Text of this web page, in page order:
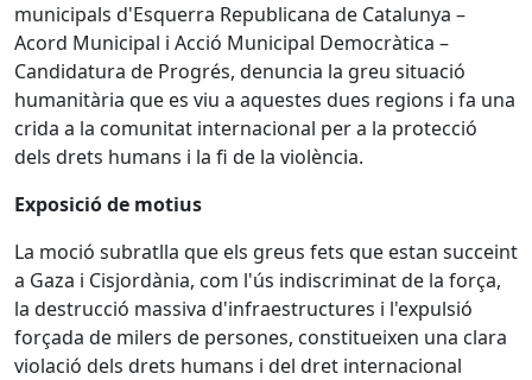
municipals d'Esquerra Republicana de Catalunya –
Acord Municipal i Acció Municipal Democràtica –
Candidatura de Progrés, denuncia la greu situació
humanitària que es viu a aquestes dues regions i fa una
crida a la comunitat internacional per a la protecció
dels drets humans i la fi de la violència.
Exposició de motius
La moció subratlla que els greus fets que estan succeint
a Gaza i Cisjordània, com l'ús indiscriminat de la força,
la destrucció massiva d'infraestructures i l'expulsió
forçada de milers de persones, constitueixen una clara
violació dels drets humans i del dret internacional